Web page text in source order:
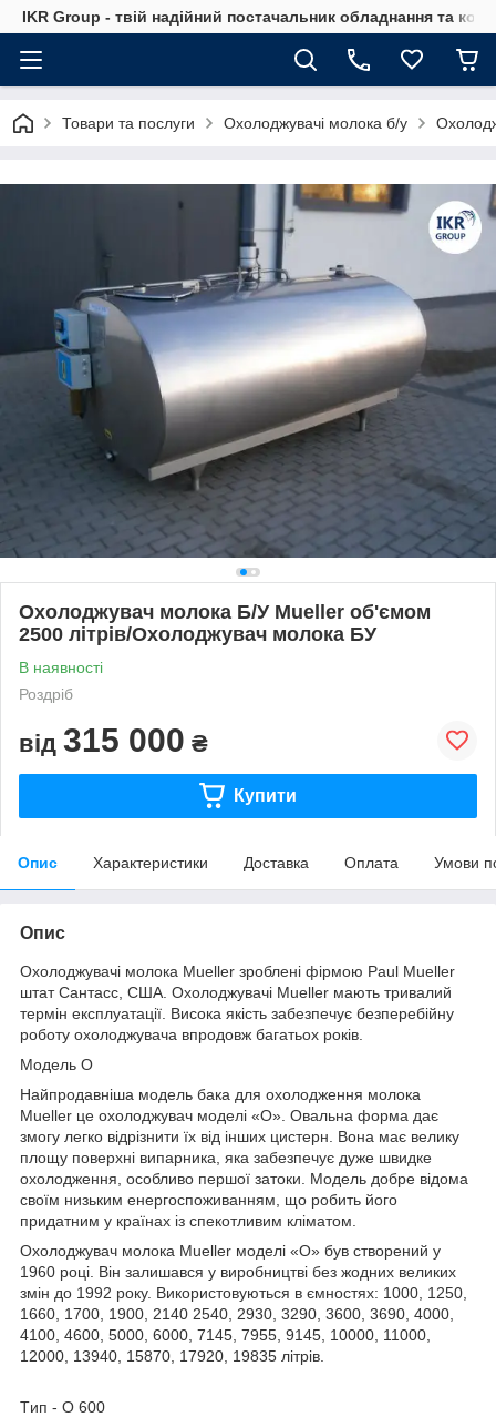
IKR Group - твій надійний постачальник обладнання та
Товари та послуги Охолоджувачі молока б/у
Охолоджувач молока Б/У Mueller об'ємом
2500 літрів/Охолоджувач молока БУ
В наявності
Роздріб
від 315 000 ₴
Купити
Опис Характеристики Доставка Оплата Умови
Опис
Охолоджувачі молока Mueller зроблені фірмою Paul Mueller
штат Сантасс, США. Охолоджувачі Mueller мають тривалий
термін експлуатації. Висока якість забезпечує безперебійну
роботу охолоджувача впродовж багатьох років.
Модель O
Найпродавніша модель бака для охолодження молока
Mueller це охолоджувач моделі «О». Овальна форма дає
змогу легко відрізнити їх від інших цистерн. Вона має велику
площу поверхні випарника, яка забезпечує дуже швидке
охолодження, особливо першої затоки. Модель добре відома
своїм низьким енергоспоживанням, що робить його
придатним у країнах із спекотливим кліматом.
Охолоджувач молока Mueller моделі «О» був створений у
1960 році. Він залишався у виробництві без жодних великих
змін до 1992 року. Використовуються в ємностях: 1000, 1250,
1660, 1700, 1900, 2140 2540, 2930, 3290, 3600, 3690, 4000,
4100, 4600, 5000, 6000, 7145, 7955, 9145, 10000, 11000,
12000, 13940, 15870, 17920, 19835 літрів.
Tип - O 600